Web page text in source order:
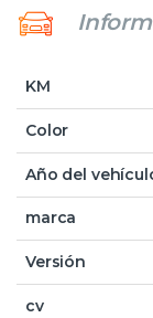
KM
Color
Año del
marca
Versión
cv